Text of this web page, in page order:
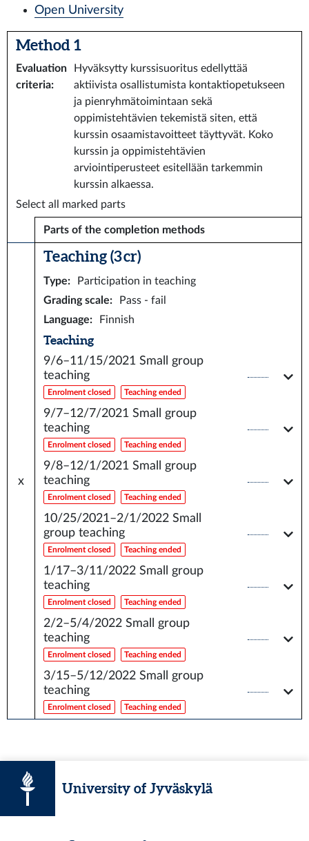
Open University
Method 1
Evaluation
criteria:
Hyväksytty kurssisuoritus edellyttää
aktiivista osallistumista kontaktiopetukseen
ja pienryhmätoimintaan sekä
oppimistehtävien tekemistä siten, että
kurssin osaamistavoitteet täyttyvät. Koko
kurssin ja oppimistehtävien
arviointiperusteet esitellään tarkemmin
kurssin alkaessa.
Select all marked parts
Parts of the completion methods
x
Teaching (3 cr)
Type:
Participation in teaching
Grading scale:
Pass - fail
Language: Finnish
Teaching
9/6–11/15/2021 Small group
teaching
Enrolment closed Teaching ended
9/7–12/7/2021 Small group
teaching
Enrolment closed Teaching ended
9/8–12/1/2021 Small group
teaching
Enrolment closed Teaching ended
10/25/2021–2/1/2022 Small
group teaching
Enrolment closed Teaching ended
1/17–3/11/2022 Small group
teaching
Enrolment closed Teaching ended
2/2–5/4/2022 Small group
teaching
Enrolment closed Teaching ended
3/15–5/12/2022 Small group
teaching
Enrolment closed Teaching ended
University of Jyväskylä